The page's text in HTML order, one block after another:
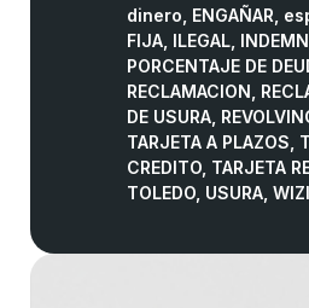
dinero ENGAÑAR
FIJA ILEGAL
PORCENTAJE DE
RECLAMACION
DE USURA
TARJETA A PLAZOS
CREDITO TARJETA
TOLEDO USURA